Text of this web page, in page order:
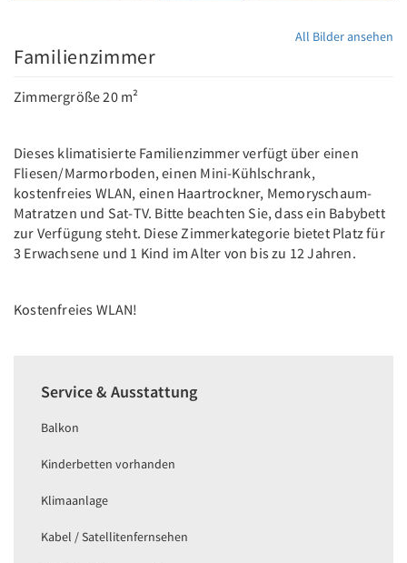
All Bilder ansehen
Familienzimmer
Zimmergröße 20 m²
Dieses klimatisierte Familienzimmer verfügt über einen
Fliesen/Marmorboden, einen Mini-Kühlschrank,
kostenfreies WLAN, einen Haartrockner, Memoryschaum-
Matratzen und Sat-TV. Bitte beachten Sie, dass ein Babybett
zur Verfügung steht. Diese Zimmerkategorie bietet Platz für
3 Erwachsene und 1 Kind im Alter von bis zu 12 Jahren.
Kostenfreies WLAN!
Service & Ausstattung
Balkon
Kinderbetten vorhanden
Klimaanlage
Kabel / Satellitenfernsehen